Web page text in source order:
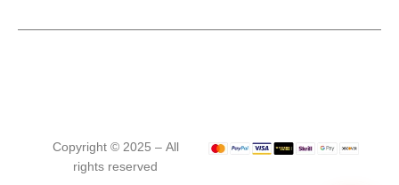
Copyright © 2025 – All
rights reserved